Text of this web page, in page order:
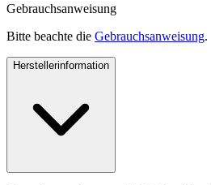
Gebrauchsanweisung
Bitte beachte die Gebrauchsanweisung.
Herstellerinformation